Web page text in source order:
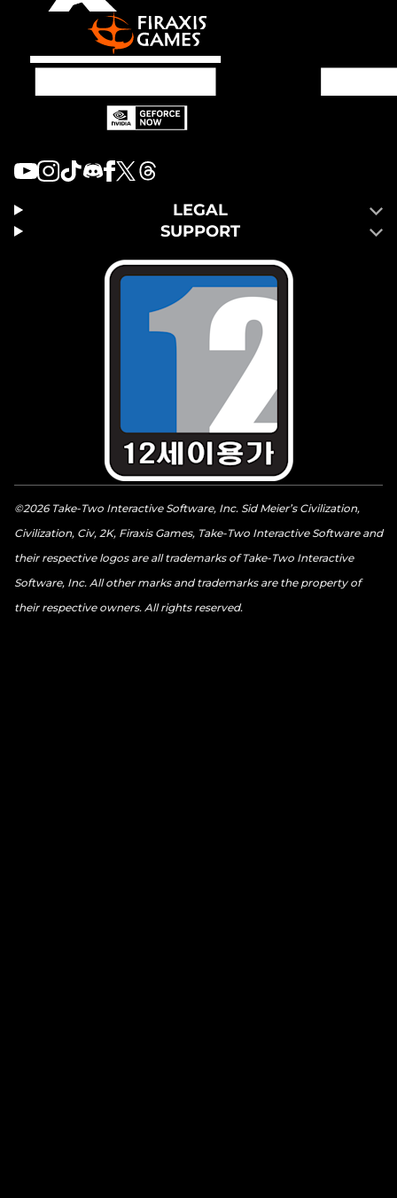
LEGAL
SUPPORT
©2026 Take-Two Interactive Software, Inc. Sid Meier’s Civilization,
Civilization, Civ, 2K, Firaxis Games, Take-Two Interactive Software and
their respective logos are all trademarks of Take-Two Interactive
Software, Inc. All other marks and trademarks are the property of
their respective owners. All rights reserved.